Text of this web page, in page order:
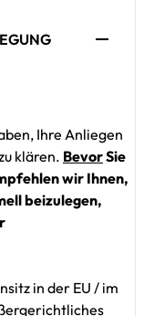
Ihre Anliegen
klären. BevorSie
wir Ihnen,
beizulegen,
in der EU / im